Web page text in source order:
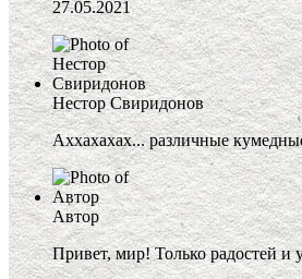
27.05.2021
Нестор Свиридонов
Аххахахах... различные
Автор
Привет, мир! Только радостей и